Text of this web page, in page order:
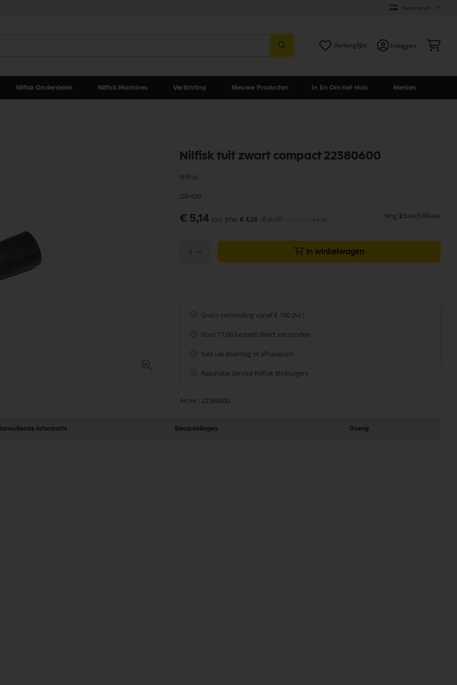
Nederlands
Verlanglijst Inloggen
Nilfisk Onderdelen Nilfisk Machines Verlichting Nieuwe Producten In En Om Het Huis Merken
Nilfisk tuit zwart compact 22380600
Nilfisk
OP=OP
Speciale
€ 5,14 € 4,25 Nog 2 beschikbaar
1 In winkelwagen
Gratis verzending vanaf € 100 (NL)
Voor 17:00 besteld direct verzonden
Kies uw leverdag of afhaalpunt
Reparatie Service Nilfisk stofzuigers
Art.nr. 22380600
informatie Beoordelingen Overig